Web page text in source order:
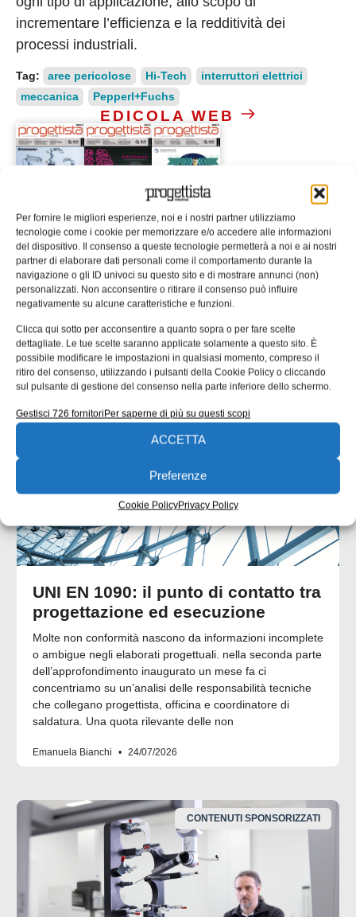
Per fornire le migliori esperienze, noi e i nostri partner utilizziamo
tecnologie come i cookie per memorizzare e/o accedere alle informazioni
del dispositivo. Il consenso a queste tecnologie permetterà a noi e ai nostri
partner di elaborare dati personali come il comportamento durante la
navigazione o gli ID univoci su questo sito e di mostrare annunci (non)
personalizzati. Non acconsentire o ritirare il consenso può influire
negativamente su alcune caratteristiche e funzioni.
Clicca qui sotto per acconsentire a quanto sopra o per fare scelte
dettagliate. Le tue scelte saranno applicate solamente a questo sito. È
possibile modificare le impostazioni in qualsiasi momento, compreso il
ritiro del consenso, utilizzando i pulsanti della Cookie Policy o cliccando
sul pulsante di gestione del consenso nella parte inferiore dello schermo.
Gestisci 726 fornitoriPer saperne di più su questi scopi
ACCETTA
Preferenze
Cookie PolicyPrivacy Policy
incrementare l’efficienza e la redditività dei
processi industriali.
Tag: aree pericolose Hi-Tech
interruttori elettrici
meccanica
Pepperl+Fuchs
EDICOLA WEB
ISCRIVITI ALLA NEWSLETTER
ARTICOLI CORRELATI
QUADERNI DI PROGETTAZIONE
UNI EN 1090: il punto di contatto tra
progettazione ed esecuzione
Molte non conformità nascono da informazioni incomplete
o ambigue negli elaborati progettuali. nella seconda parte
dell’approfondimento inaugurato un mese fa ci
concentriamo su un’analisi delle responsabilità tecniche
che collegano progettista, officina e coordinatore di
saldatura. Una quota rilevante delle non
Emanuela Bianchi 24/07/2026
CONTENUTI SPONSORIZZATI